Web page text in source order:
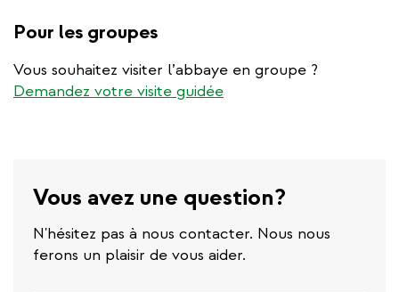
Pour les groupes
Vous souhaitez visiter l’abbaye en groupe ?
Demandez votre visite guidée
Vous avez une question?
N'hésitez pas à nous contacter. Nous nous
ferons un plaisir de vous aider.